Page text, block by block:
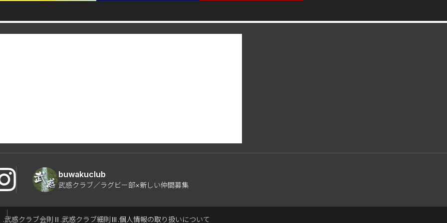
buwakuclub
武惑クラブ／ラグビー部×新しい仲間募集
武惑クラブ会則 Ⅱ.武惑クラブ細則 Ⅲ.個人情報の取り扱いについて